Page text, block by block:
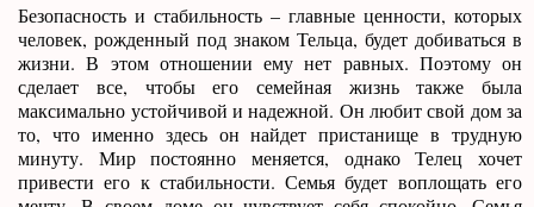
Безопасность и стабильность – главные ценности, которых
человек, рожденный под знаком Тельца, будет добиваться в
жизни. В этом отношении ему нет равных. Поэтому он
сделает все, чтобы его семейная жизнь также была
максимально устойчивой и надежной. Он любит свой дом за
то, что именно здесь он найдет пристанище в трудную
минуту. Мир постоянно меняется, однако Телец хочет
привести его к стабильности. Семья будет воплощать его